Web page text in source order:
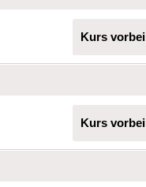
Kurs vorbei
Kurs vorbei